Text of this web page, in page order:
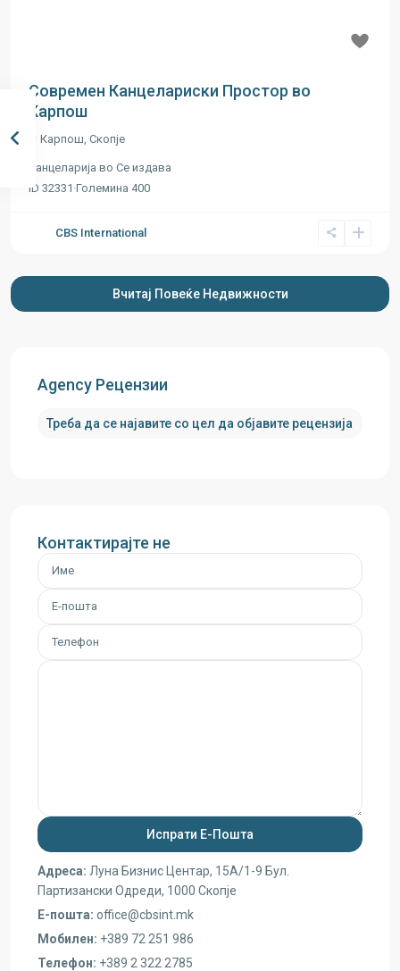
Современ Канцелариски Простор во
Карпош
Карпош Скопје
Канцеларија во Се издава
ID 32331 ·Големина 400
CBS International
Agency Рецензии
Треба да се најавите со цел да објавите рецензија
Контактирајте не
Адреса: Луна Бизнис Центар, 15A/1-9 Бул.
Партизански Одреди, 1000 Скопје
Е-пошта: office@cbsint.mk
Мобилен: +389 72 251 986
Телефон: +389 2 322 2785